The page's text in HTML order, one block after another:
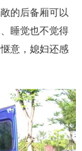
的后备厢可以
睡觉也不觉得
意，媳妇还感